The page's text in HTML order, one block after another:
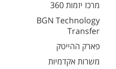
מרכז יזמות 360
BGN Technology
Transfer
פארק ההייטק
משרות אקדמיות